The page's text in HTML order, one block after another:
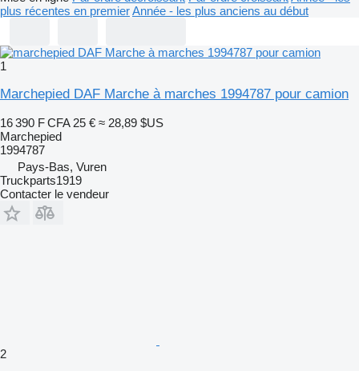
plus récentes en premierAnnée - les plus anciens au début
1
Marchepied DAF Marche à marches 1994787 pour camion
16 390 F CFA 25 € ≈ 28,89 $US
Marchepied
1994787
Pays-Bas, Vuren
Truckparts1919
Contacter le vendeur
2